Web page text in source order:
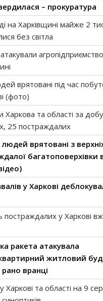
– прокуратура
на Харківщині майже 2
без світла
врятовані під час
(фото)
Харкова та області за
25 постраждалих
врятовані з
багатоповерхівки
у Харкові
постраждалих у Харкові
ракета атакувала
житловий
рано вранці
Харкові та області на 9